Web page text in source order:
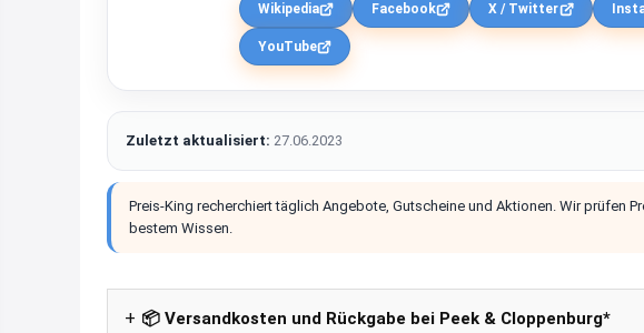
Wikipedia Facebook X / Twitter
YouTube
Zuletzt aktualisiert: 27.06.2023
Preis-King recherchiert täglich Angebote, Gutscheine und Aktionen. Wir prüfen
bestem Wissen.
📦 Versandkosten und Rückgabe bei Peek & Cloppenburg*